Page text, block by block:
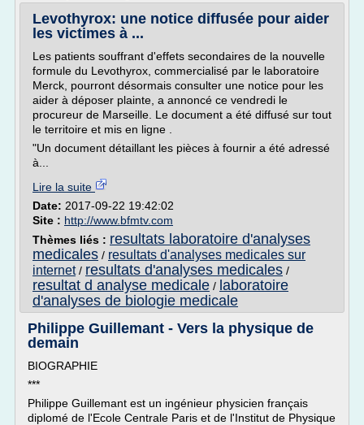
Levothyrox: une notice diffusée pour aider
les victimes à ...
Les patients souffrant d'effets secondaires de la nouvelle
formule du Levothyrox, commercialisé par le laboratoire
Merck, pourront désormais consulter une notice pour les
aider à déposer plainte, a annoncé ce vendredi le
procureur de Marseille. Le document a été diffusé sur tout
le territoire et mis en ligne .
"Un document détaillant les pièces à fournir a été adressé
à...
Lire la suite
Date: 2017-09-22 19:42:02
Site : http://www.bfmtv.com
Thèmes liés : resultats laboratoire d'analyses
medicales / resultats d'analyses medicales sur
internet/ resultats d'analyses medicales /
resultat d analyse medicale / laboratoire
d'analyses de biologie medicale
Philippe Guillemant - Vers la physique de
demain
BIOGRAPHIE
***
Philippe Guillemant est un ingénieur physicien français
diplomé de l'Ecole Centrale Paris et de l'Institut de Physique